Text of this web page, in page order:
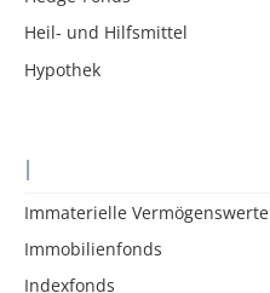
Heil- und Hilfsmittel
Hypothek
I
Immaterielle Vermögenswerte
Immobilienfonds
Indexfonds